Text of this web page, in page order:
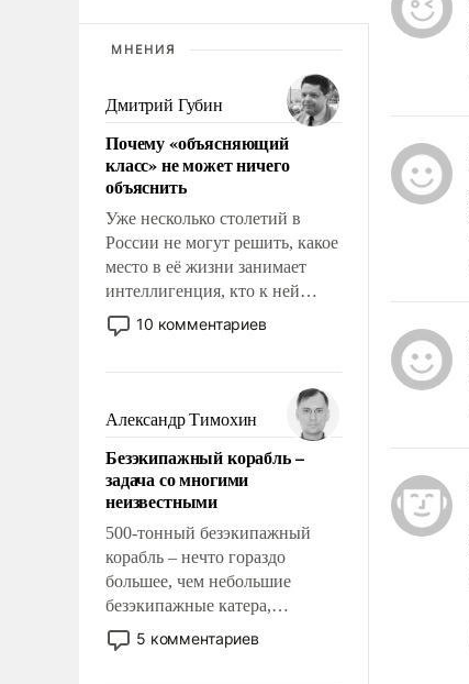
МНЕНИЯ
Дмитрий Губин
Почему «объясняющий
класс» не может ничего
объяснить
Уже несколько столетий в
России не могут решить, какое
место в её жизни занимает
интеллигенция, кто к ней
принадлежит, а кого из неё
исключили с правом
чем она отличается от просто
образованных людей. Иногда
казалось, что эти вопросы
решены раз и навсегда, но –
нет, не решены.
10 комментариев
Александр Тимохин
Безэкипажный корабль –
задача со многими
неизвестными
500-тонный безэкипажный
корабль – нечто гораздо
большее, чем небольшие
безэкипажные катера,
применение которых уже
стало обыденностью. Задача по
5 комментариев